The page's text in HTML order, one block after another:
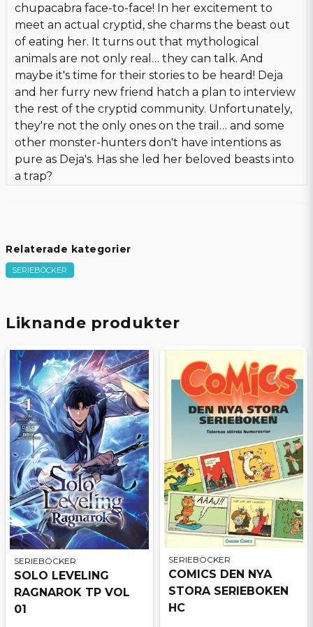
chupacabra face-to-face! In her excitement to
meet an actual cryptid, she charms the beast out
of eating her. It turns out that mythological
animals are not only real… they can talk. And
maybe it's time for their stories to be heard! Deja
and her furry new friend hatch a plan to interview
the rest of the cryptid community. Unfortunately,
they're not the only ones on the trail… and some
other monster-hunters don't have intentions as
pure as Deja's. Has she led her beloved beasts into
a trap?
Relaterade kategorier
SERIEBÖCKER
Liknande produkter
SERIEBÖCKER
SOLO LEVELING
RAGNAROK TP VOL
01
SERIEBÖCKER
COMICS DEN NYA
STORA SERIEBOKEN
HC